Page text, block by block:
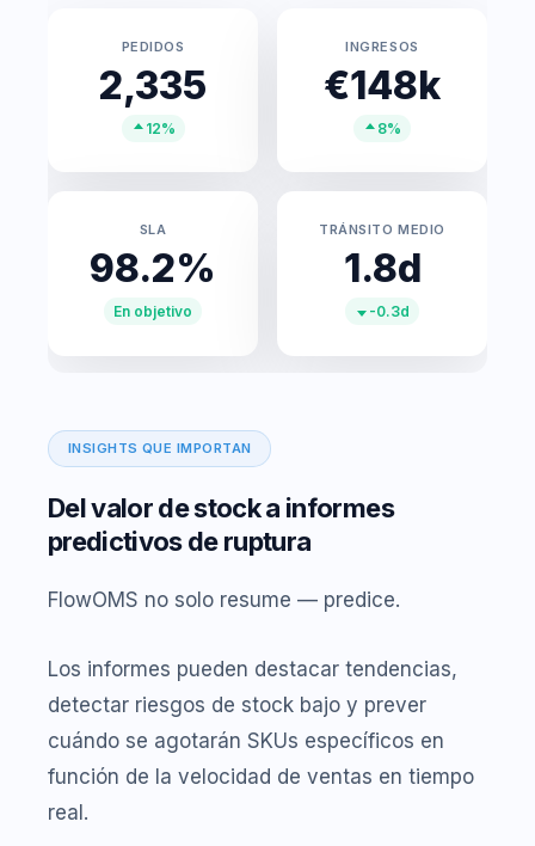
INSIGHTS QUE IMPORTAN
Del valor de stock a informes
predictivos de ruptura
FlowOMS no solo resume — predice.
Los informes pueden destacar tendencias,
detectar riesgos de stock bajo y prever
cuándo se agotarán SKUs específicos en
función de la velocidad de ventas en tiempo
real.
PEDIDOS
2,335
12%
INGRESOS
€148k
8%
SLA
98.2%
En objetivo
TRÁNSITO MEDIO
1.8d
-0.3d